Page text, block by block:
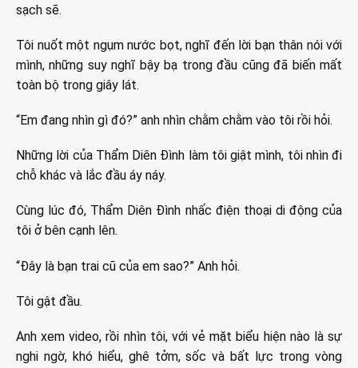
sạch sẽ.
Tôi nuốt một ngụm nước bọt, nghĩ đến lời bạn thân nói với
mình, những suy nghĩ bậy bạ trong đầu cũng đã biến mất
toàn bộ trong giây lát.
“Em đang nhìn gì đó?” anh nhìn chằm chằm vào tôi rồi hỏi.
Những lời của Thẩm Diên Đình làm tôi giật mình, tôi nhìn đi
chỗ khác và lắc đầu áy náy.
Cùng lúc đó, Thẩm Diên Đình nhấc điện thoại di động của
tôi ở bên cạnh lên.
“Đây là bạn trai cũ của em sao?” Anh hỏi.
Tôi gật đầu.
Anh xem video, rồi nhìn tôi, với vẻ mặt biểu hiện nào là sự
nghi ngờ, khó hiểu, ghê tởm, sốc và bất lực trong vòng